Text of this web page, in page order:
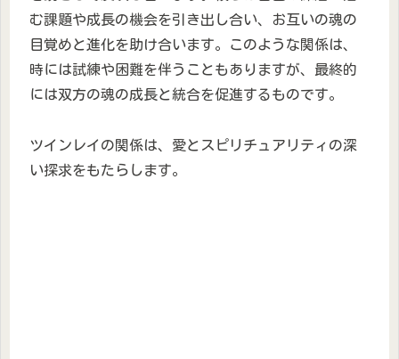
む課題や成長の機会を引き出し合い、お互いの魂の
目覚めと進化を助け合います。このような関係は、
時には試練や困難を伴うこともありますが、最終的
には双方の魂の成長と統合を促進するものです。
ツインレイの関係は、愛とスピリチュアリティの深
い探求をもたらします。